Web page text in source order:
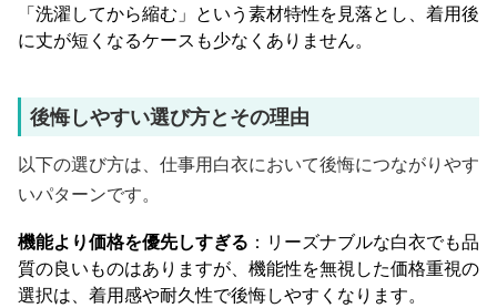
「洗濯してから縮む」という素材特性を見落とし、着用後
に丈が短くなるケースも少なくありません。
後悔しやすい選び方とその理由
以下の選び方は、仕事用白衣において後悔につながりやす
いパターンです。
機能より価格を優先しすぎる ：リーズナブルな白衣でも品
質の良いものはありますが、機能性を無視した価格重視の
選択は、着用感や耐久性で後悔しやすくなります。